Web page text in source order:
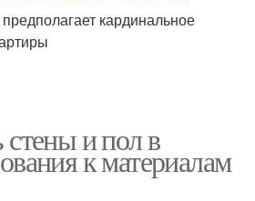
кардинальное
стены и пол в
к материалам